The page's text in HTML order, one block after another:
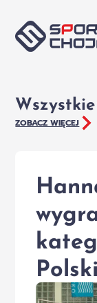
ZOBACZ WIĘCEJ
Polski